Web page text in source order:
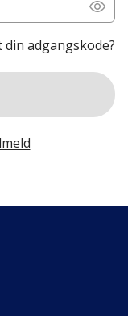
din adgangskode?